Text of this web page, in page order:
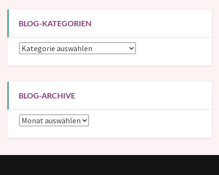
BLOG-KATEGORIEN
Blog-
BLOG-ARCHIVE
Blog-